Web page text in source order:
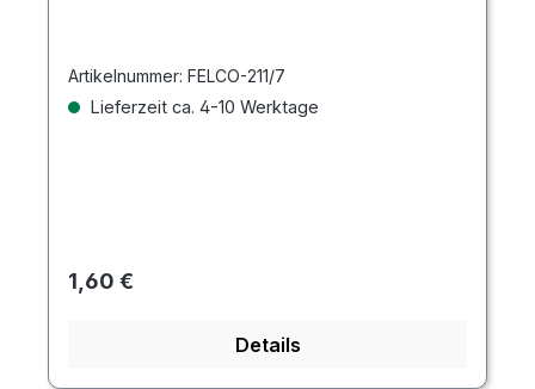
Artikelnummer: FELCO-211/7
Lieferzeit ca. 4-10 Werktage
Regulärer Preis:
1,60 €
Details